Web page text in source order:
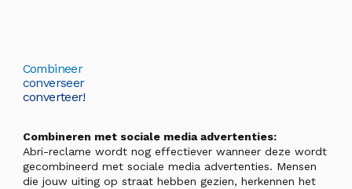
Combineer
converseer
converteer!
Combineren met sociale media advertenties:
Abri-reclame wordt nog effectiever wanneer deze wordt
gecombineerd met sociale media advertenties. Mensen
die jouw uiting op straat hebben gezien, herkennen het